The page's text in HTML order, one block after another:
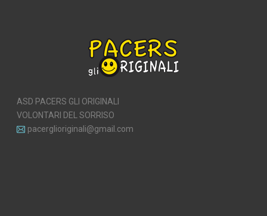
ASD PACERS GLI ORIGINALI
VOLONTARI DEL SORRISO
pacerglioriginali@gmail.com